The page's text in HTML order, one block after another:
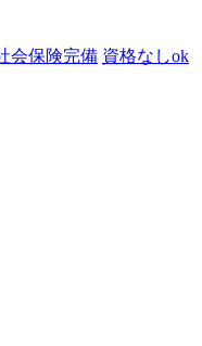
会保険完備 資格なしok